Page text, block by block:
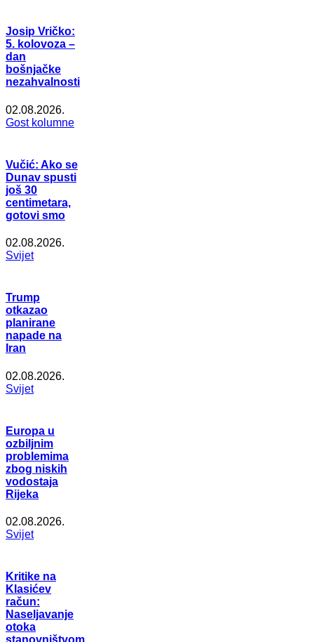
Josip Vričko:
5. kolovoza –
dan
bošnjačke
nezahvalnosti
02.08.2026.
Gost kolumne
Vučić: Ako se
Dunav spusti
još 30
centimetara,
gotovi smo
02.08.2026.
Svijet
Trump
otkazao
planirane
napade na
Iran
02.08.2026.
Svijet
Europa u
ozbiljnim
problemima
zbog niskih
vodostaja
Rijeka
02.08.2026.
Svijet
Kritike na
Klasićev
račun:
Naseljavanje
otoka